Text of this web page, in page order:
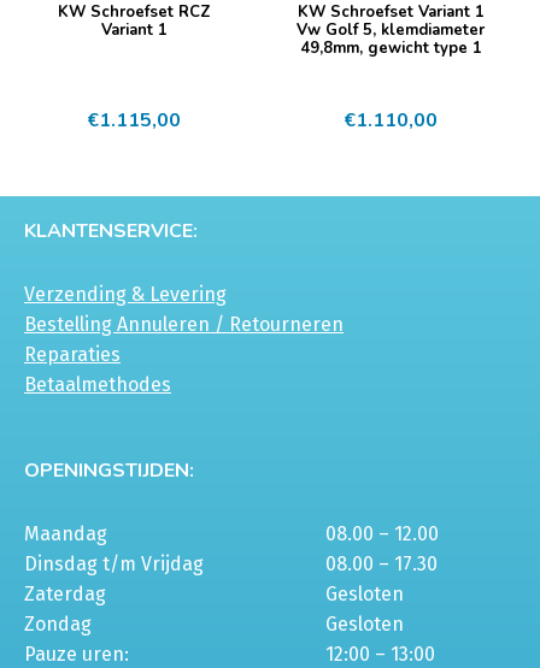
KW Schroefset RCZ
Variant 1
€1.115,00
KW Schroefset Variant 1
Vw Golf 5, klemdiameter
49,8mm, gewicht type 1
€1.110,00
KLANTENSERVICE:
Verzending & Levering
Bestelling Annuleren / Retourneren
Reparaties
Betaalmethodes
OPENINGSTIJDEN:
Maandag
08.00 – 12.00
Dinsdag t/m Vrijdag
08.00 – 17.30
Zaterdag
Gesloten
Zondag
Gesloten
Pauze uren:
12:00 – 13:00